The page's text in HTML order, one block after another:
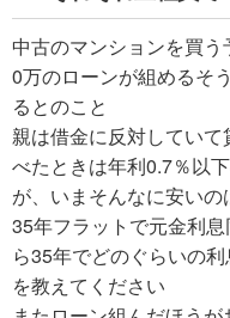
中古のマンションを買
0万のローンが組めるそ
るとのこと
親は借金に反対してい
べたときは年利0.7％以
が、いまそんなに安いの
35年フラットで元金利
ら35年でどのぐらいの
を教えてください